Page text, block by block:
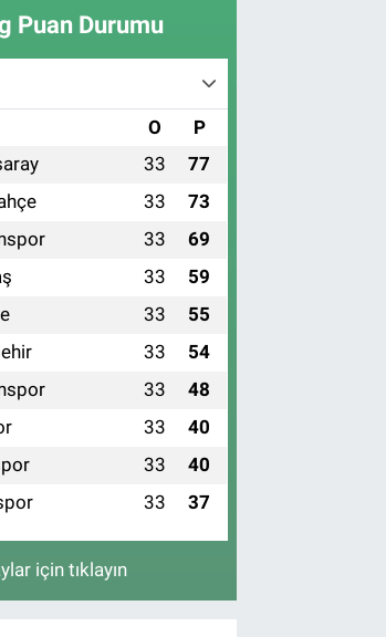
Puan Durumu
O P
33 77
33 73
33 69
33 59
33 55
33 54
33 48
33 40
33 40
33 37
için tıklayın